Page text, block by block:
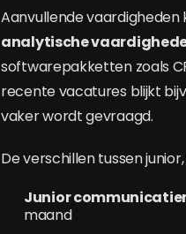
Aanvullende
analytische
softwarepakketten zoals
recente vacatures blijkt
vaker wordt gevraagd.
De verschillen tussen
Junior
maand